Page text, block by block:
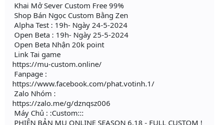
Khai Mở Sever Custom Free 99%
Shop Bán Ngọc Custom Bằng Zen
Alpha Test : 19h- Ngày 24-5-2024
Open Beta : 19h- Ngày 25-5-2024
Open Beta Nhận 20k point
Link Tai game
https://mu-custom.online/
Fanpage :
https://www.facebook.com/phat.votinh.1/
Zalo Nhóm :
https://zalo.me/g/dznqsz006
Máy Chủ : :Custom:::
PHIÊN BẢN MU ONLINE SEASON 6.18 - FULL CUSTOM !